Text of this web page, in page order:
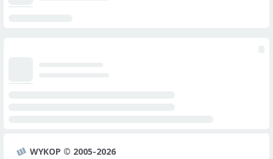
WYKOP © 2005-2026